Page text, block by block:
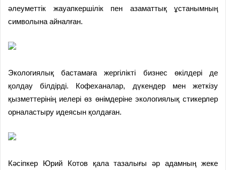
әлеуметтік жауапкершілік пен азаматтық ұстанымның
символына айналған.
Экологиялық бастамаға жергілікті бизнес өкілдері де
қолдау білдірді. Кофеханалар, дүкендер мен жеткізу
қызметтерінің иелері өз өнімдеріне экологиялық стикерлер
орналастыру идеясын қолдаған.
Кәсіпкер Юрий Котов қала тазалығы әр адамның жеке